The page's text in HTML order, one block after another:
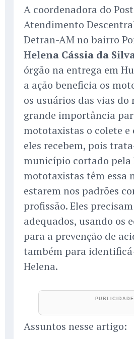
A coordenadora do
Atendimento
Detran-AM no bairro
Helena Cássia da
órgão na entrega em
a ação beneficia os
os usuários das vias do
grande importância
mototaxistas o colete e
eles recebem, pois
município cortado pela
mototaxistas têm essa
estarem nos padrões
profissão. Eles
adequados, usando os
para a prevenção de
também para
Helena.
Assuntos nesse artigo: